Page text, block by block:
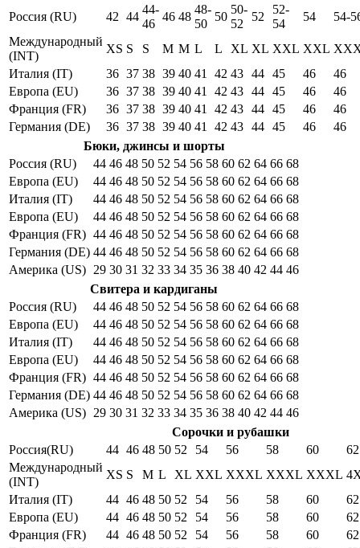
Россия (RU)
42 44
44-
46
46 48
48-
50
50
50-
52
52
52-
54
54
54-
Международный
(INT)
XS S S M M L L XL XL XXL XXL
Италия (IT)
36 37 38 39 40 41 42 43 44 45 46
46
Европа (EU)
36 37 38 39 40 41 42 43 44 45 46
46
Франция (FR)
36 37 38 39 40 41 42 43 44 45 46
46
Германия (DE)
36 37 38 39 40 41 42 43 44 45 46
46
Бюки, джинсы и шорты
Россия (RU)
44 46 48 50 52 54 56 58 60 62 64 66 68
Европа (EU)
44 46 48 50 52 54 56 58 60 62 64 66 68
Италия (IT)
44 46 48 50 52 54 56 58 60 62 64 66 68
Европа (EU)
44 46 48 50 52 54 56 58 60 62 64 66 68
Франция (FR) 44 46 48 50 52 54 56 58 60 62 64 66 68
Германия (DE) 44 46 48 50 52 54 56 58 60 62 64 66 68
Америка (US) 29 30 31 32 33 34 35 36 38 40 42 44 46
Свитера и кардиганы
Россия (RU)
44 46 48 50 52 54 56 58 60 62 64 66 68
Европа (EU)
44 46 48 50 52 54 56 58 60 62 64 66 68
Италия (IT)
44 46 48 50 52 54 56 58 60 62 64 66 68
Европа (EU)
44 46 48 50 52 54 56 58 60 62 64 66 68
Франция (FR) 44 46 48 50 52 54 56 58 60 62 64 66 68
Германия (DE) 44 46 48 50 52 54 56 58 60 62 64 66 68
Америка (US) 29 30 31 32 33 34 35 36 38 40 42 44 46
Сорочки и рубашки
Россия(RU)
44 46 48 50 52 54 56 58 60
62
Международный
(INT)
XS S M L XL XXL XXXL XXXL XXXL
Италия (IT)
44 46 48 50 52 54 56 58 60
62
Европа (EU)
44 46 48 50 52 54 56 58 60
62
Франция (FR)
44 46 48 50 52 54 56 58 60
62